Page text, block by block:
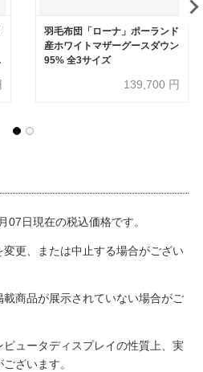
羽毛布団「ローナ」ポーランド
産ホワイトマザーグースダウン
95% 全3サイズ
139,700 円
日現在の税込価格です。
更、または中止する場合がござい
商品が展示されていない場合がご
ュータディスプレイの性質上、実
ざいます。